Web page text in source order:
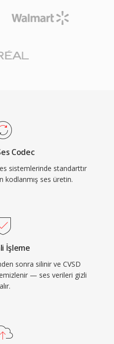
Codec
sistemlerinde standarttır
kodlanmış ses üretin.
İşleme
sonra silinir ve CVSD
— ses verileri gizli